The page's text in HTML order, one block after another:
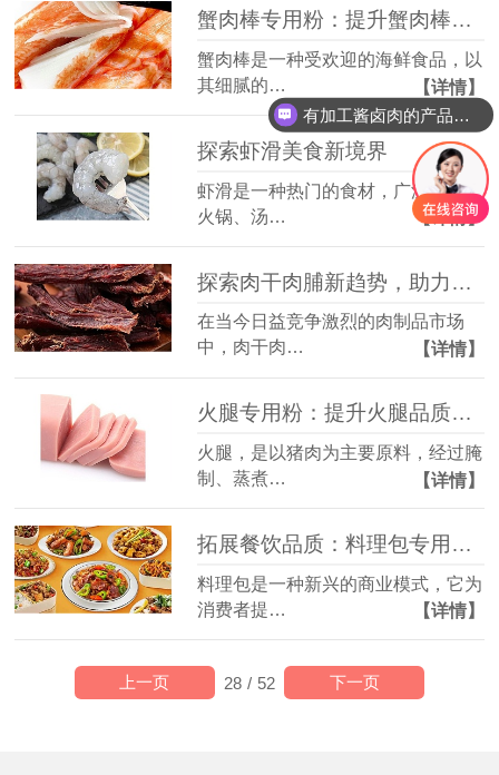
蟹肉棒专用粉：提升蟹肉棒品质的秘诀
蟹肉棒是一种受欢迎的海鲜食品，以
其细腻的…
【详情】
探索虾滑美食新境界
虾滑是一种热门的食材，广泛应用于
火锅、汤…
【详情】
探索肉干肉脯新趋势，助力市场风起云涌
在当今日益竞争激烈的肉制品市场
中，肉干肉…
【详情】
火腿专用粉：提升火腿品质的必备利器
火腿，是以猪肉为主要原料，经过腌
制、蒸煮…
【详情】
拓展餐饮品质：料理包专用粉的市场新趋势
料理包是一种新兴的商业模式，它为
消费者提…
【详情】
28 / 52
上一页 下一页
你们有复配增稠剂吗？